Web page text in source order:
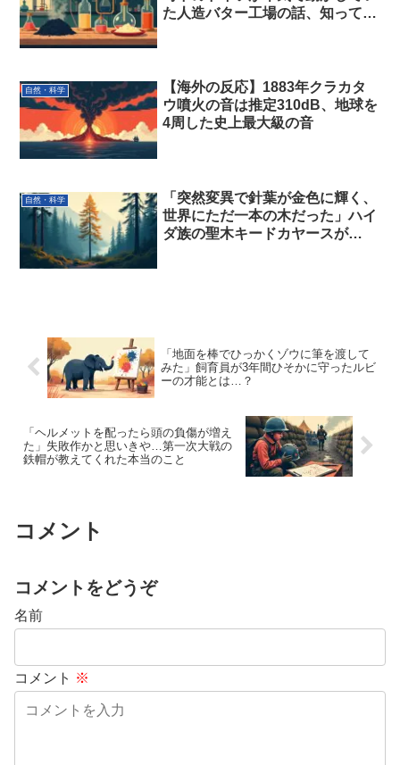
た人造バター工場の話、知って
自然・科学
【海外の反応】1883年クラカタ
ウ噴火の音は推定310dB、地球を
4周した史上最大級の音
自然・科学
「突然変異で針葉が金色に輝く、
世界にただ一本の木だった」ハイ
ダ族の聖木キードカヤースが
「地面を棒でひっかくゾウに筆を渡して
みた」飼育員が3年間ひそかに守ったルビ
ーの才能とは…？
「ヘルメットを配ったら頭の負傷が増え
た」失敗作かと思いきや…第一次大戦の
鉄帽が教えてくれた本当のこと
コメント
コメントをどうぞ
名前
コメント ※